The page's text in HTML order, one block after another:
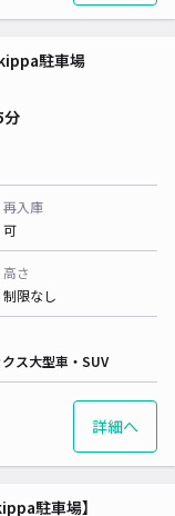
駐車場
分
再入庫
可
高さ
制限なし
ス大型車・SUV
詳細へ
駐車場】